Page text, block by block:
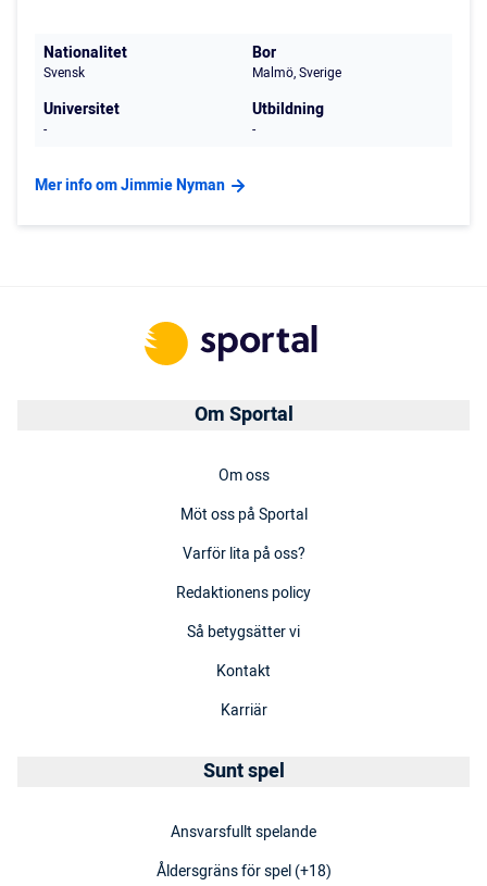
Nationalitet
Svensk
Bor
Malmö, Sverige
Universitet
-
Utbildning
-
Mer info om Jimmie Nyman
Om Sportal
Om oss
Möt oss på Sportal
Varför lita på oss?
Redaktionens policy
Så betygsätter vi
Kontakt
Karriär
Sunt spel
Ansvarsfullt spelande
Åldersgräns för spel (+18)